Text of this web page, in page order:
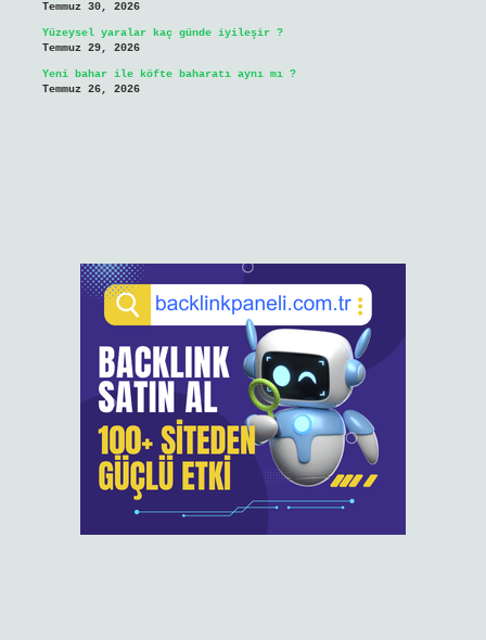
Temmuz 30, 2026
Yüzeysel yaralar kaç günde iyileşir ?
Temmuz 29, 2026
Yeni bahar ile köfte baharatı aynı mı ?
Temmuz 26, 2026